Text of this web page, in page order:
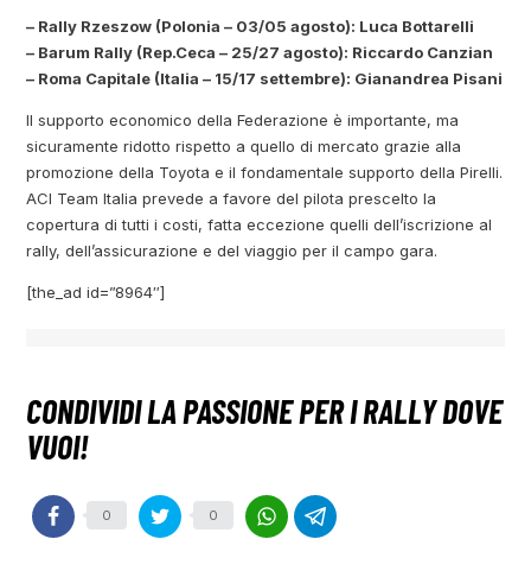
– Rally Rzeszow (Polonia – 03/05 agosto): Luca Bottarelli
– Barum Rally (Rep.Ceca – 25/27 agosto): Riccardo Canzian
– Roma Capitale (Italia – 15/17 settembre): Gianandrea Pisani
Il supporto economico della Federazione è importante, ma
sicuramente ridotto rispetto a quello di mercato grazie alla
promozione della Toyota e il fondamentale supporto della Pirelli.
ACI Team Italia prevede a favore del pilota prescelto la
copertura di tutti i costi, fatta eccezione quelli dell’iscrizione al
rally, dell’assicurazione e del viaggio per il campo gara.
[the_ad id=”8964″]
0 0